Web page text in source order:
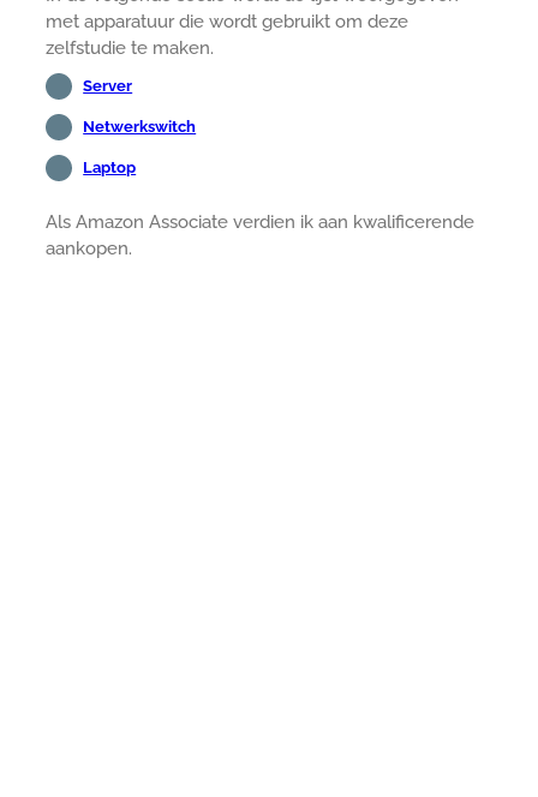
met apparatuur die wordt gebruikt om deze
zelfstudie te maken.
Server
Netwerkswitch
Laptop
Als Amazon Associate verdien ik aan kwalificerende
aankopen.